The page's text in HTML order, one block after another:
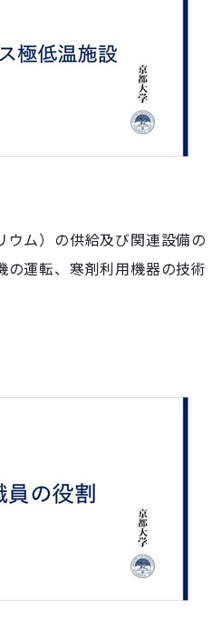
ム）の供給及び関連設備の
運転、寒剤利用機器の技術